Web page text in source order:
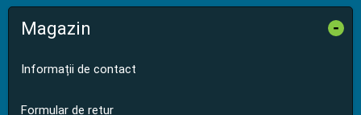
Magazin -
Informații de contact
Formular de retur